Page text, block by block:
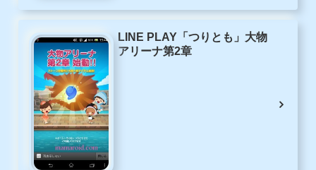
LINE PLAY「つりとも」大物
アリーナ第2章